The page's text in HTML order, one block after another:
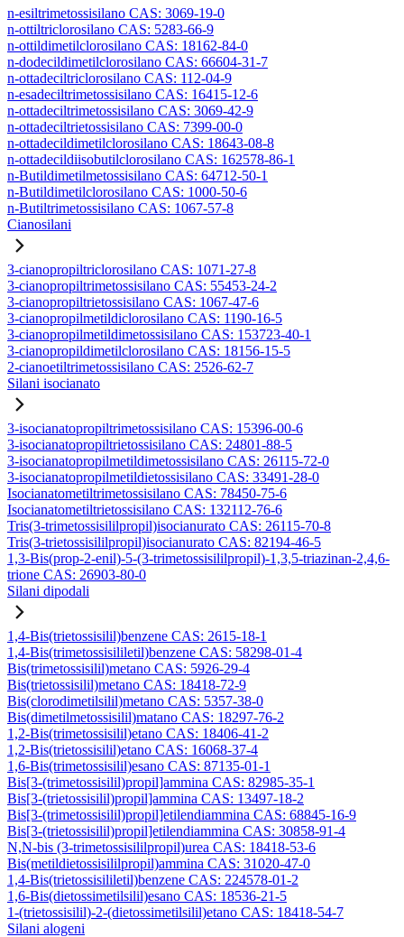
n-esiltrimetossisilano CAS: 3069-19-0
n-ottiltriclorosilano CAS: 5283-66-9
n-ottildimetilclorosilano CAS: 18162-84-0
n-dodecildimetilclorosilano CAS: 66604-31-7
n-ottadeciltriclorosilano CAS: 112-04-9
n-esadeciltrimetossisilano CAS: 16415-12-6
n-ottadeciltrimetossisilano CAS: 3069-42-9
n-ottadeciltrietossisilano CAS: 7399-00-0
n-ottadecildimetilclorosilano CAS: 18643-08-8
n-ottadecildiisobutilclorosilano CAS: 162578-86-1
n-Butildimetilmetossisilano CAS: 64712-50-1
n-Butildimetilclorosilano CAS: 1000-50-6
n-Butiltrimetossisilano CAS: 1067-57-8
Cianosilani
3-cianopropiltriclorosilano CAS: 1071-27-8
3-cianopropiltrimetossisilano CAS: 55453-24-2
3-cianopropiltrietossisilano CAS: 1067-47-6
3-cianopropilmetildiclorosilano CAS: 1190-16-5
3-cianopropilmetildimetossisilano CAS: 153723-40-1
3-cianopropildimetilclorosilano CAS: 18156-15-5
2-cianoetiltrimetossisilano CAS: 2526-62-7
Silani isocianato
3-isocianatopropiltrimetossisilano CAS: 15396-00-6
3-isocianatopropiltrietossisilano CAS: 24801-88-5
3-isocianatopropilmetildimetossisilano CAS: 26115-72-0
3-isocianatopropilmetildietossisilano CAS: 33491-28-0
Isocianatometiltrimetossisilano CAS: 78450-75-6
Isocianatometiltrietossisilano CAS: 132112-76-6
Tris(3-trimetossisililpropil)isocianurato CAS: 26115-70-8
Tris(3-trietossisililpropil)isocianurato CAS: 82194-46-5
1,3-Bis(prop-2-enil)-5-(3-trimetossisililpropil)-1,3,5-triazinan-2,4,6-
trione CAS: 26903-80-0
Silani dipodali
1,4-Bis(trietossisilil)benzene CAS: 2615-18-1
1,4-Bis(trimetossisililetil)benzene CAS: 58298-01-4
Bis(trimetossisilil)metano CAS: 5926-29-4
Bis(trietossisilil)metano CAS: 18418-72-9
Bis(clorodimetilsilil)metano CAS: 5357-38-0
Bis(dimetilmetossisilil)matano CAS: 18297-76-2
1,2-Bis(trimetossisilil)etano CAS: 18406-41-2
1,2-Bis(trietossisilil)etano CAS: 16068-37-4
1,6-Bis(trimetossisilil)esano CAS: 87135-01-1
Bis[3-(trimetossisilil)propil]ammina CAS: 82985-35-1
Bis[3-(trietossisilil)propil]ammina CAS: 13497-18-2
Bis[3-(trimetossisilil)propil]etilendiammina CAS: 68845-16-9
Bis[3-(trietossisilil)propil]etilendiammina CAS: 30858-91-4
N,N-bis (3-trimetossisililpropil)urea CAS: 18418-53-6
Bis(metildietossisililpropil)ammina CAS: 31020-47-0
1,4-Bis(trietossisililetil)benzene CAS: 224578-01-2
1,6-Bis(dietossimetilsilil)esano CAS: 18536-21-5
1-(trietossisilil)-2-(dietossimetilsilil)etano CAS: 18418-54-7
Silani alogeni